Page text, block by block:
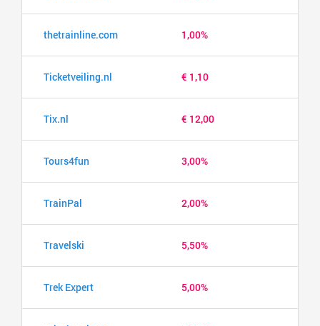
thetrainline.com 1,00%
Ticketveiling.nl € 1,10
Tix.nl € 12,00
Tours4fun 3,00%
TrainPal 2,00%
Travelski 5,50%
Trek Expert 5,00%